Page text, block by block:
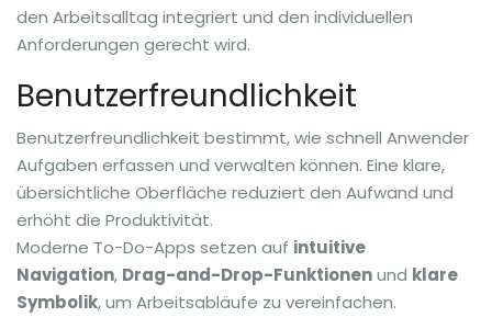
den Arbeitsalltag integriert und den individuellen
Anforderungen gerecht wird.
Benutzerfreundlichkeit
Benutzerfreundlichkeit bestimmt, wie schnell Anwender
Aufgaben erfassen und verwalten können. Eine klare,
übersichtliche Oberfläche reduziert den Aufwand und
erhöht die Produktivität.
Moderne To-Do-Apps setzen auf intuitive
Navigation, Drag-and-Drop-Funktionenund klare
Symbolik, um Arbeitsabläufe zu vereinfachen.